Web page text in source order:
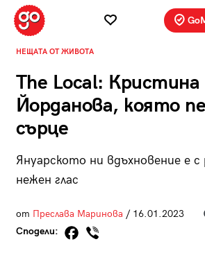
НЕЩАТА ОТ ЖИВОТА
The Local: Кристина
Йорданова, която
сърце
Януарското ни вдъхновение е с
нежен глас
от Преслава Маринова / 16.01.2023
Сподели: